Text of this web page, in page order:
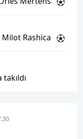
Milot Rashica